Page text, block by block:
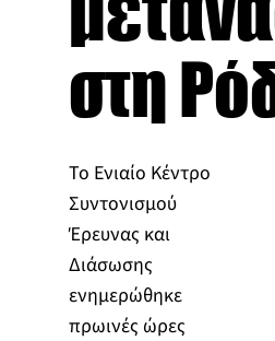
στη
Το Ενιαίο Κέντρο
Συντονισμού
Έρευνας και
Διάσωσης
ενημερώθηκε
πρωινές ώρες